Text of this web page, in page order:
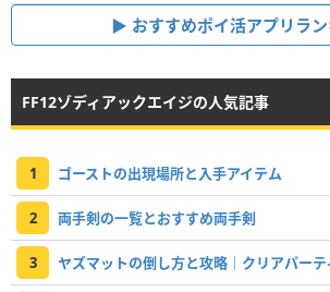
おすすめポイ活アプリラ
FF12ゾディアックエイジの人気記事
1 ゴーストの出現場所と入手アイテム
2 両手剣の一覧とおすすめ両手剣
3 ヤズマットの倒し方と攻略｜クリアパーテ